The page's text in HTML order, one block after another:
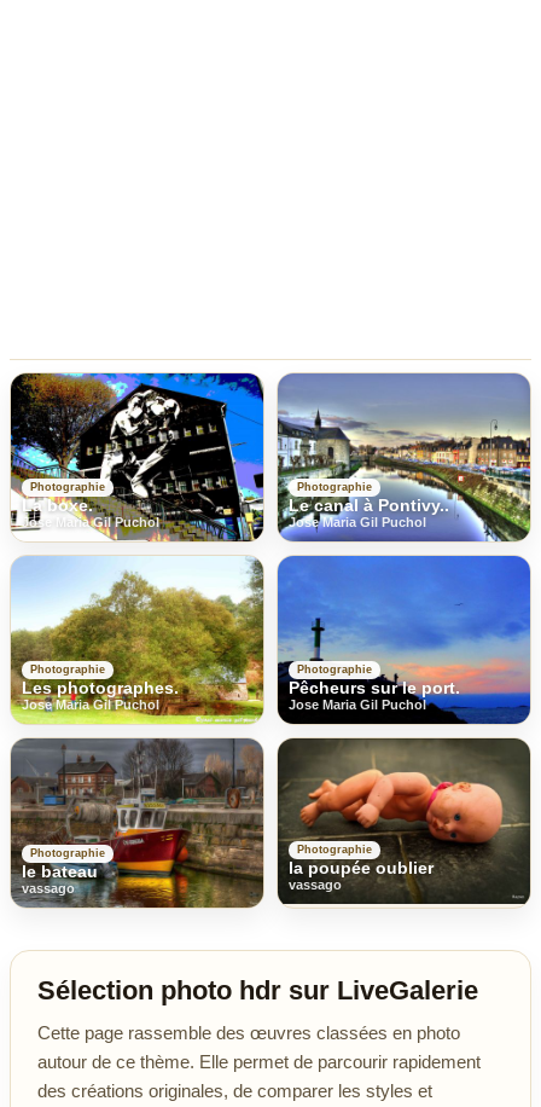
Photographie
La boxe.
Jose Maria Gil Puchol
Photographie
Le canal à Pontivy..
Jose Maria Gil Puchol
Photographie
Les photographes.
Jose Maria Gil Puchol
Photographie
Pêcheurs sur le port.
Jose Maria Gil Puchol
Photographie
le bateau
vassago
Photographie
la poupée oublier
vassago
Sélection photo hdr sur LiveGalerie
Cette page rassemble des œuvres classées en photo
autour de ce thème. Elle permet de parcourir rapidement
des créations originales, de comparer les styles et